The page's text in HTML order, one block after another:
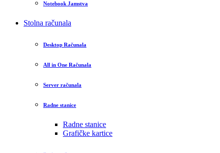
Notebook Jamstva
Stolna računala
Desktop Računala
All in One Računala
Server računala
Radne stanice
Radne stanice
Grafičke kartice